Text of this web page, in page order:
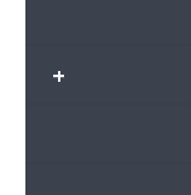
+